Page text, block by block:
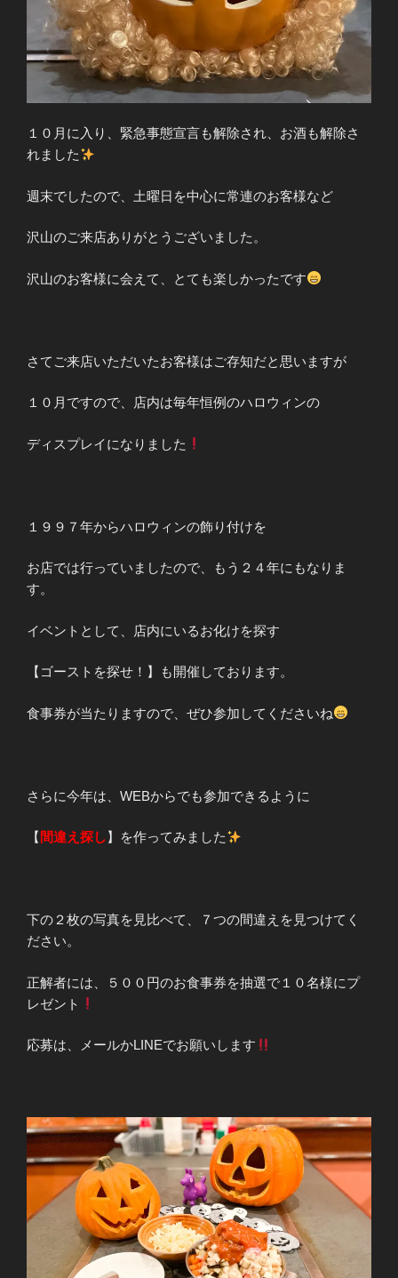
１０月に入り、緊急事態宣言も解除され、お酒も解除さ
れました
週末でしたので、土曜日を中心に常連のお客様など
沢山のご来店ありがとうございました。
沢山のお客様に会えて、とても楽しかったです
さてご来店いただいたお客様はご存知だと思いますが
１０月ですので、店内は毎年恒例のハロウィンの
ディスプレイになりました
１９９７年からハロウィンの飾り付けを
お店では行っていましたので、もう２４年にもなりま
す。
イベントとして、店内にいるお化けを探す
【ゴーストを探せ！】も開催しております。
食事券が当たりますので、ぜひ参加してくださいね
さらに今年は、WEBからでも参加できるように
【 間違え探し】を作ってみました
下の２枚の写真を見比べて、７つの間違えを見つけてく
ださい。
正解者には、５００円のお食事券を抽選で１０名様にプ
レゼント
応募は、メールかLINEでお願いします